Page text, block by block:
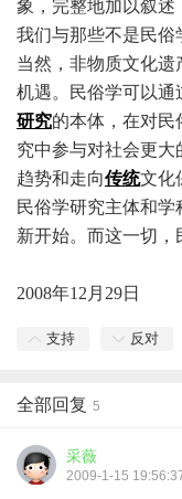
象，完整地加以叙述
我们与那些不是民俗
当然，非物质文化
机遇。民俗学可以通
研究的本体，在对民
究中参与对社会更
趋势和走向传统文化
民俗学研究主体和
新开始。而这一切，
2008年12月29日
支持 反对
全部回复 5
采薇
2009-1-15